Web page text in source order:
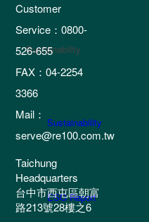
Sustainability
Sustainability
ESG Report
Customer
Service：0800-
526-655
FAX：04-2254
3366
Mail：
serve@re100.com.tw
Taichung
Headquarters
台中市西屯區朝富
路213號28樓之6